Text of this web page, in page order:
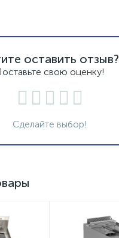
оставить отзыв?
свою оценку!
Сделайте выбор!